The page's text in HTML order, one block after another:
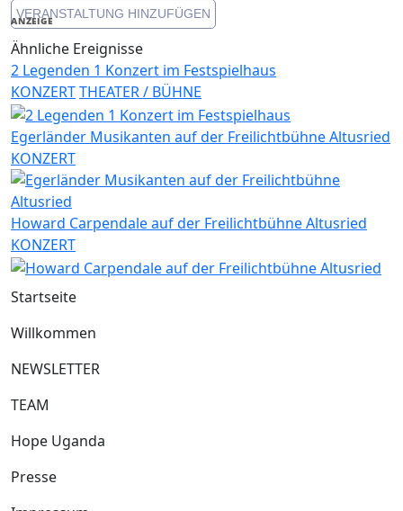
VERANSTALTUNG HINZUFÜGEN
ANZEIGE
Ähnliche Ereignisse
2 Legenden 1 Konzert im Festspielhaus
KONZERTTHEATER / BÜHNE
Egerländer Musikanten auf der Freilichtbühne Altusried
KONZERT
Howard Carpendale auf der Freilichtbühne Altusried
KONZERT
Startseite
Willkommen
NEWSLETTER
TEAM
Hope Uganda
Presse